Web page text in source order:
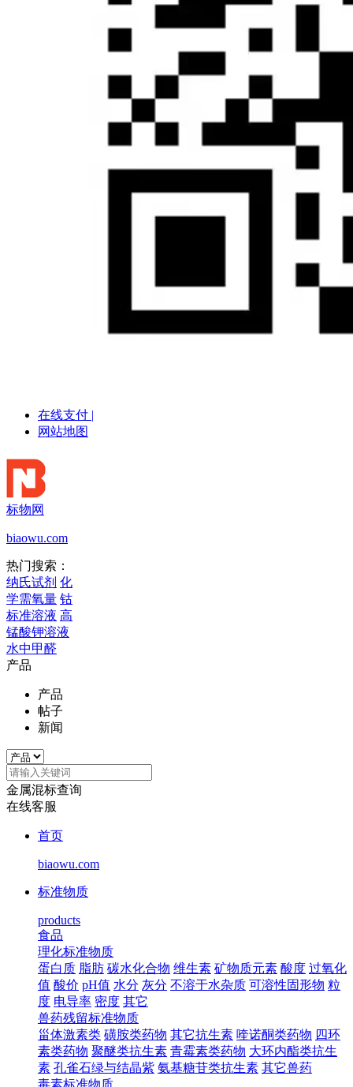
在线支付 |
网站地图
标物网
biaowu.com
热门搜索：
纳氏试剂 化
学需氧量 钴
标准溶液 高
锰酸钾溶液
水中甲醛
产品
产品
帖子
新闻
金属混标查询
在线客服
首页
biaowu.com
标准物质
products
食品
理化标准物质
蛋白质 脂肪 碳水化合物 维生素 矿物质元素 酸度 过氧化
值 酸价 pH值 水分 灰分 不溶于水杂质 可溶性固形物 粒
度 电导率 密度 其它
兽药残留标准物质
甾体激素类 磺胺类药物 其它抗生素 喹诺酮类药物 四环
素类药物 聚醚类抗生素 青霉素类药物 大环内酯类抗生
素 孔雀石绿与结晶紫 氨基糖苷类抗生素 其它兽药
毒素标准物质